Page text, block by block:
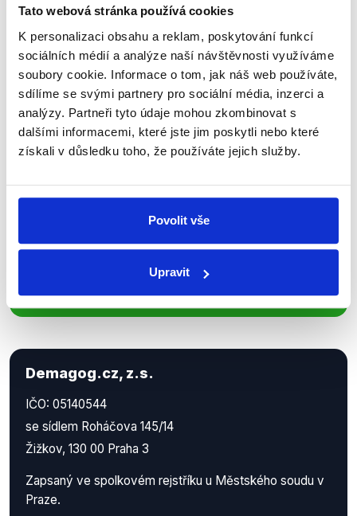
Tato webová stránka používá cookies
K personalizaci obsahu a reklam, poskytování funkcí
sociálních médií a analýze naší návštěvnosti využíváme
soubory cookie. Informace o tom, jak náš web používáte,
sdílíme se svými partnery pro sociální média, inzerci a
analýzy. Partneři tyto údaje mohou zkombinovat s
dalšími informacemi, které jste jim poskytli nebo které
získali v důsledku toho, že používáte jejich služby.
Povolit vše
Upravit
Newsletter WhatsApp
Sociální sítě
Nenechte si ujít nejnovější události
z Demagog.cz. Sdílením našich
práci.
Demagog.cz, z.s.
IČO: 05140544
se sídlem Roháčova 145/14
Žižkov, 130 00 Praha 3
Zapsaný ve spolkovém rejstříku u Městského soudu v
Praze.